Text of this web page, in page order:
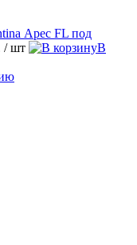
Арес FL под
/ шт
В